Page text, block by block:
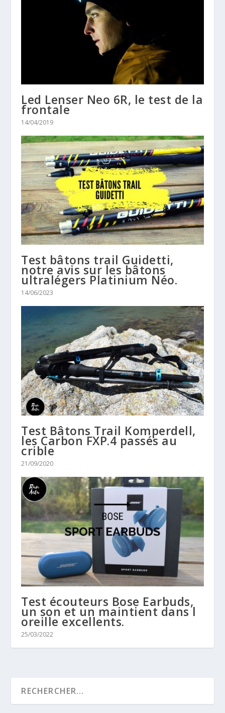
Led Lenser Neo 6R, le test de la
frontale
14/04/2019
Test bâtons trail Guidetti,
notre avis sur les bâtons
ultralégers Platinium Néo.
14/06/2023
Test Bâtons Trail Komperdell,
les Carbon FXP.4 passés au
crible
21/09/2020
Test écouteurs Bose Earbuds,
un son et un maintient dans l
oreille excellents.
25/03/2022